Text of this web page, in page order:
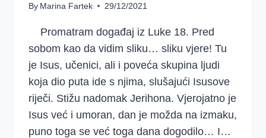
By Marina Fartek 29/12/2021
Promatram događaj iz Luke 18. Pred
sobom kao da vidim sliku… sliku vjere! Tu
je Isus, učenici, ali i poveća skupina ljudi
koja dio puta ide s njima, slušajući Isusove
riječi. Stižu nadomak Jerihona. Vjerojatno je
Isus već i umoran, dan je možda na izmaku,
puno toga se već toga dana dogodilo… I…